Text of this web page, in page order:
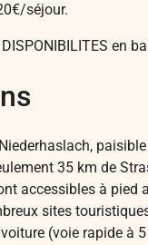
séjour.
en
35 km de
accessibles à pied
sites
(voie rapide à